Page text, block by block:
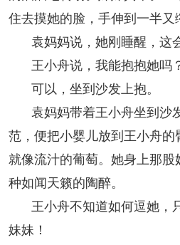
住去摸她的脸，手伸到一半又
袁妈妈说，她刚睡醒，这
王小舟说，我能抱抱她吗
可以，坐到沙发上抱。
袁妈妈带着王小舟坐到沙
范，便把小婴儿放到王小舟的
就像流汁的葡萄。她身上那
种如闻天籁的陶醉。
王小舟不知道如何逗她，
妹妹！